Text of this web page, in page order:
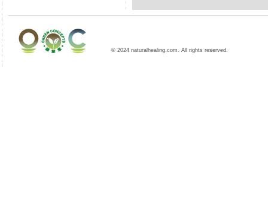
© 2024 naturalhealing.com. All rights reserved.